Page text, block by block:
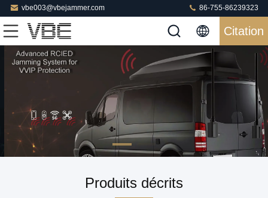
vbe003@vbejammer.com 86-755-86239323
Citation
Produits décrits